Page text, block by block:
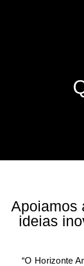
Apoiamos
ideias
“O Horizonte